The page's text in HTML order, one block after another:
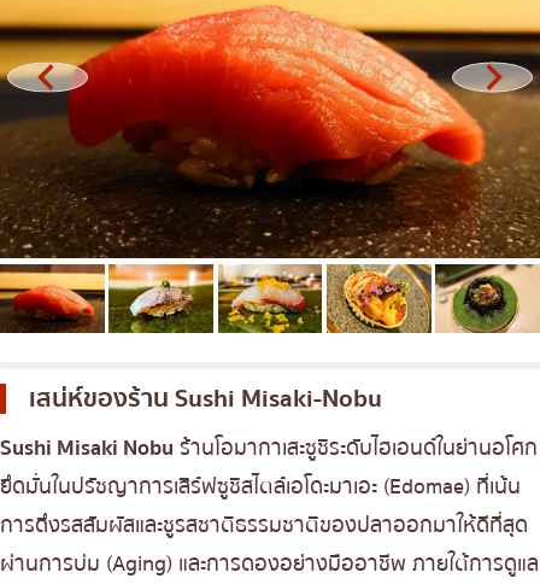
มิชลิน
สเต็ก
ของทอดเสียบไม้
หม้อไฟญี่ปุ่น
ของย่างเสียบไม้/เครื่องในย่าง
ร้านอาหารญี่ปุ่นแบบดั้งเดิม
ทาโกะยากิ
โอเด้ง/เมนูตุ๋นสไตล์ญี่ปุ่น
อาหารชุด/อาหารญี่ปุ่นสไตล์โฮมคุกกิ้ง
เบนโตะ/บริการส่งอาหารญี่ปุ่น
ศรีราชา
ไอคอนสยาม
เซ็นทรัลเวิลด์
นนทบุรี
เชียงใหม่
ลาดพร้าว
สมุทรปราการ
สมุทรสาคร
ภูเก็ต
พัทยา
ธนิยะ
พระราม 3
เสน่ห์ของร้านSushi Misaki-Nobu
Sushi Misaki Nobu ร้านโอมากาเสะซูชิระดับไฮเอนด์ในย่านอโศก
ยึดมั่นในปรัชญาการเสิร์ฟซูชิสไตล์เอโดะมาเอะ (Edomae) ที่เน้น
การดึงรสสัมผัสและชูรสชาติธรรมชาติของปลาออกมาให้ดีที่สุด
ผ่านการบ่ม (Aging) และการดองอย่างมืออาชีพ ภายใต้การดูแล